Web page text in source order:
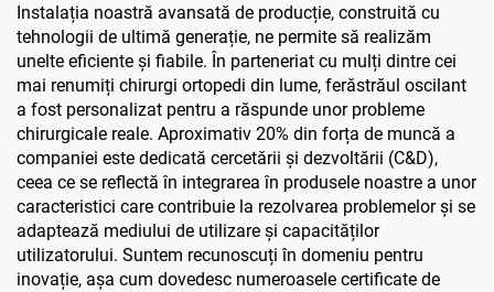
Instalația noastră avansată de producție, construită cu
tehnologii de ultimă generație, ne permite să realizăm
unelte eficiente și fiabile. În parteneriat cu mulți dintre cei
mai renumiți chirurgi ortopedi din lume, ferăstrăul oscilant
a fost personalizat pentru a răspunde unor probleme
chirurgicale reale. Aproximativ 20% din forța de muncă a
companiei este dedicată cercetării și dezvoltării (C&D),
ceea ce se reflectă în integrarea în produsele noastre a unor
caracteristici care contribuie la rezolvarea problemelor și se
adaptează mediului de utilizare și capacităților
utilizatorului. Suntem recunoscuți în domeniu pentru
inovație, așa cum dovedesc numeroasele certificate de